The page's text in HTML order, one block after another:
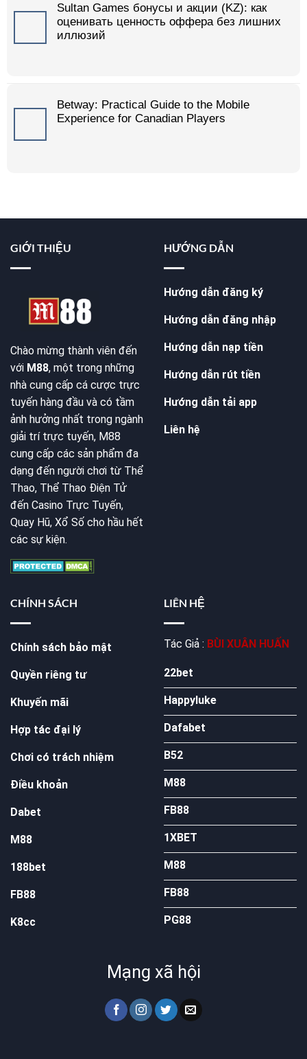
Sultan Games бонусы и акции (KZ): как
оценивать ценность оффера без лишних
иллюзий
Betway: Practical Guide to the Mobile
Experience for Canadian Players
GIỚI THIỆU
Chào mừng thành viên đến
với M88, một trong những
nhà cung cấp cá cược trực
tuyến hàng đầu và có tầm
ảnh hưởng nhất trong ngành
giải trí trực tuyến, M88
cung cấp các sản phẩm đa
dạng đến người chơi từ Thể
Thao, Thể Thao Điện Tử
đến Casino Trực Tuyến,
Quay Hũ, Xổ Số cho hầu hết
các sự kiện.
HƯỚNG DẪN
Hướng dẫn đăng ký
Hướng dẫn đăng nhập
Hướng dẫn nạp tiền
Hướng dẫn rút tiền
Hướng dẫn tải app
Liên hệ
CHÍNH SÁCH
Chính sách bảo mật
Quyền riêng tư
Khuyến mãi
Hợp tác đại lý
Chơi có trách nhiệm
Điều khoản
Dabet
M88
188bet
FB88
K8cc
LIÊN HỆ
Tác Giả : BÙI XUÂN HUẤN
22bet
Happyluke
Dafabet
B52
M88
FB88
1XBET
M88
FB88
PG88
Mạng xã hội